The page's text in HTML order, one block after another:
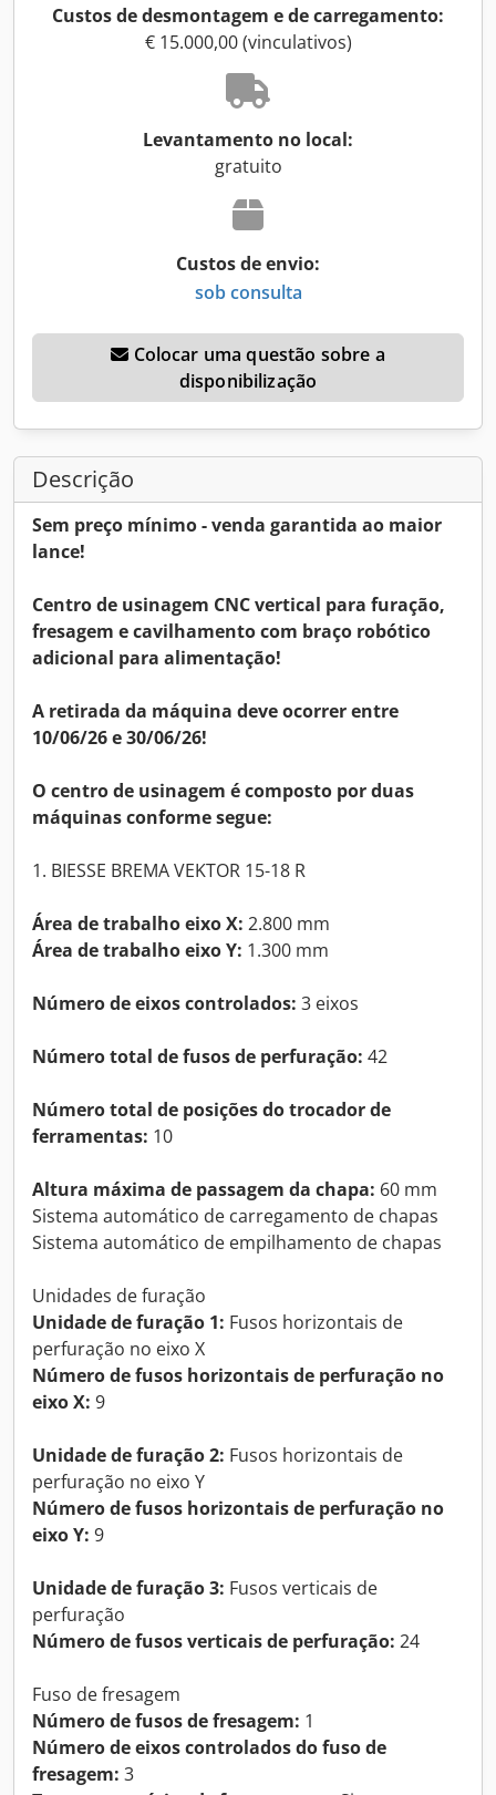
Custos de desmontagem e de carregamento:
€ 15.000,00 (vinculativos)
Levantamento no local:
gratuito
Custos de envio:
sob consulta
disponibilização
Descrição
Sem preço mínimo - venda garantida ao maior
lance!
Centro de usinagem CNC vertical para furação,
fresagem e cavilhamento com braço robótico
adicional para alimentação!
A retirada da máquina deve ocorrer entre
10/06/26 e 30/06/26!
O centro de usinagem é composto por duas
máquinas conforme segue:
1. BIESSE BREMA VEKTOR 15-18 R
Área de trabalho eixo X: 2.800 mm
Área de trabalho eixo Y: 1.300 mm
Número de eixos controlados: 3 eixos
Número total de fusos de perfuração: 42
Número total de posições do trocador de
ferramentas: 10
Altura máxima de passagem da chapa: 60 mm
Sistema automático de carregamento de chapas
Sistema automático de empilhamento de chapas
Unidades de furação
Unidade de furação 1: Fusos horizontais de
perfuração no eixo X
Número de fusos horizontais de perfuração no
eixo X: 9
Unidade de furação 2: Fusos horizontais de
perfuração no eixo Y
Número de fusos horizontais de perfuração no
eixo Y: 9
Unidade de furação 3: Fusos verticais de
perfuração
Número de fusos verticais de perfuração: 24
Fuso de fresagem
Número de fusos de fresagem: 1
Número de eixos controlados do fuso de
fresagem: 3